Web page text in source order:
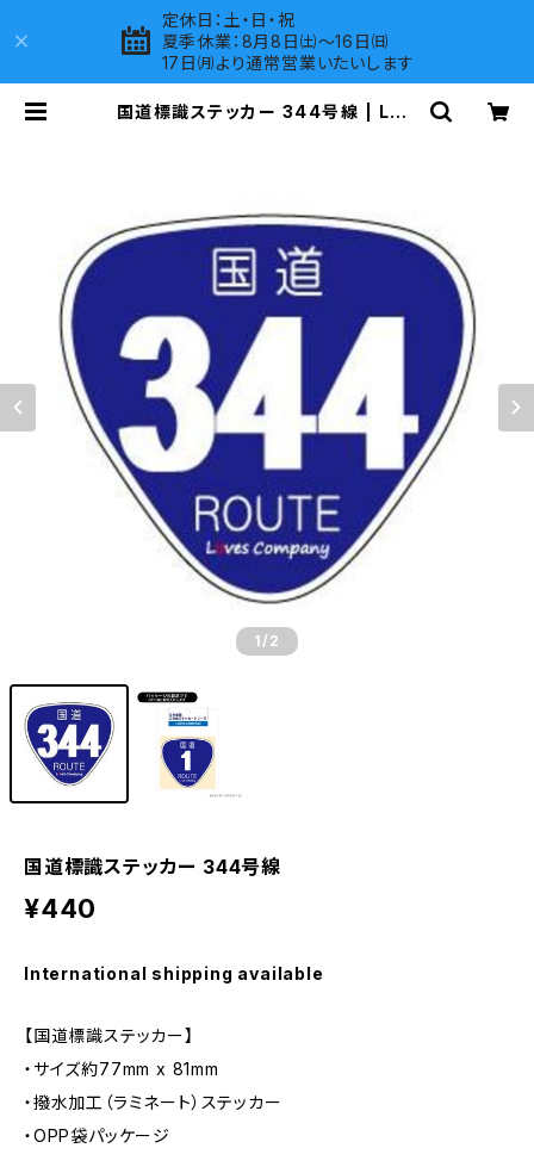
定休日：土・日・祝
夏季休業：8月8日㈯～16日㈰
17日㈪より通常営業いたいします
国道標識ステッカー 344号線 | LOV
1 /2
国道標識ステッカー 344号線
¥440
International shipping available
【国道標識ステッカー】
・サイズ約77mm x 81mm
・撥水加工（ラミネート）ステッカー
・OPP袋パッケージ